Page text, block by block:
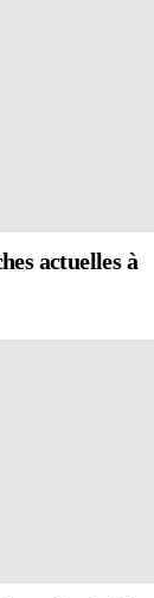
actuelles à